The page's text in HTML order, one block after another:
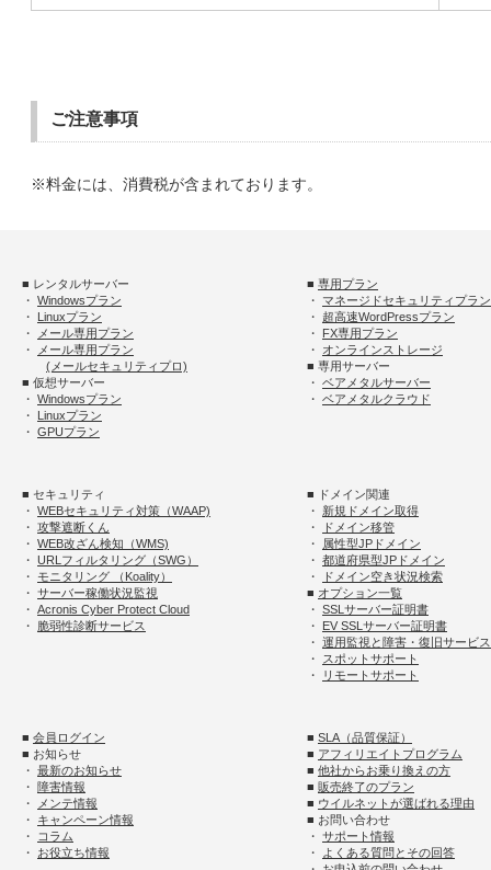
ご注意事項
※料金には、消費税が含まれております。
■ レンタルサーバー ■ 専用プラン
・ Windowsプラン ・ マネージドセキュリティプラン
・
Linuxプラン ・ 超高速WordPressプラン
・
メール専用プラン ・
FX専用プラン
・
メール専用プラン ・ オンラインストレージ
(メールセキュリティプロ)
■ 専用サーバー
■ 仮想サーバー
・ ベアメタルサーバー
・ Windowsプラン ・ ベアメタルクラウド
・
Linuxプラン
・ GPUプラン
■ セキュリティ
■ ドメイン関連
・ WEBセキュリティ対策（WAAP) ・ 新規ドメイン取得
・ 攻撃遮断くん ・
ドメイン移管
・ WEB改ざん検知（WMS) ・ 属性型JPドメイン
・ URLフィルタリング（SWG） ・ 都道府県型JPドメイン
・ モニタリング （Koality） ・
ドメイン空き状況検索
・ サーバー稼働状況監視 ■ オプション一覧
・ Acronis Cyber Protect Cloud ・ SSLサーバー証明書
・ 脆弱性診断サービス ・
EV SSLサーバー証明書
・ 運用監視と障害・復旧サービス
・ スポットサポート
・
リモートサポート
■ 会員ログイン ■ SLA（品質保証）
■ お知らせ
■ アフィリエイトプログラム
・ 最新のお知らせ ■ 他社からお乗り換えの方
・ 障害情報 ■ 販売終了のプラン
・
メンテ情報 ■ ウイルネットが選ばれる理由
・ キャンペーン情報
■ お問い合わせ
・ コラム ・ サポート情報
・ お役立ち情報 ・ よくある質問とその回答